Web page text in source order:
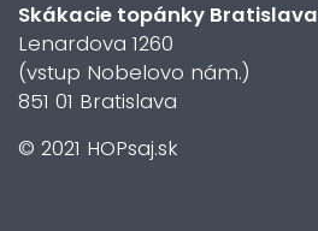
Skákacie topánky Bratislava
Lenardova 1260
(vstup Nobelovo nám.)
851 01 Bratislava
© 2021 HOPsaj.sk